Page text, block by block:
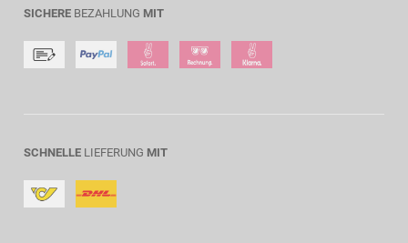
SICHERE BEZAHLUNG MIT
SCHNELLE LIEFERUNG MIT